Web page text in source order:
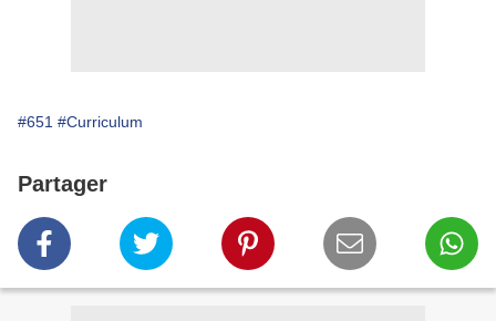
#651 #Curriculum
Partager